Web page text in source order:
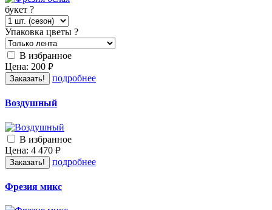
букет ?
Упаковка цветы ?
В избранное
Цена: 200 руб.
Заказать! подробнее
Воздушный
В избранное
Цена: 4 470 руб.
Заказать! подробнее
Фрезия микс